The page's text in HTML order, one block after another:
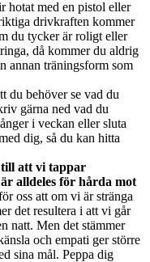
hotat med en pistol eller
drivkraften kommer
du tycker är roligt eller
då kommer du aldrig
annan träningsform som
du behöver se vad du
gärna ned vad du
i veckan eller sluta
dig, så du kan hitta
till att vi tappar
alldeles för hårda mot
oss att om vi är stränga
det resultera i att vi går
natt. Men det stämmer
och empati ger större
sina mål. Peppa dig